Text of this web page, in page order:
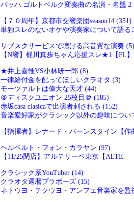
バッハ ゴルトベルク変奏曲の名演・名盤 2
【７０周年】京都市交響楽団season14 (351)
単独スレのないオケや演奏家について語る
サブスクサービスで聴ける高音質な演奏 (5)
【N響】梶川真歩ちゃん応援スレ★1【Fl.】
★井上喜惟VS小林研一郎 (8)
一律給付金を配ってほしいクラオタ (3)
モーツァルトは偉大な天才 (44)
＠ディスクユニオン 25枚目＠ (185)
赤坂casa clasicaで出演者刺される (152)
音楽愛好家がクラシック以外の趣味につい
【指揮者】レナード・バーンスタイン【作
ヘルベルト・フォン・カラヤン (97)
【11/25閉店】アルテリーベ東京【ALTE
クラシック系YouTuber (14)
クラオタ還暦ブラボーズ (15)
ネトウヨ・テクウヨ・アンフェ音楽家を監